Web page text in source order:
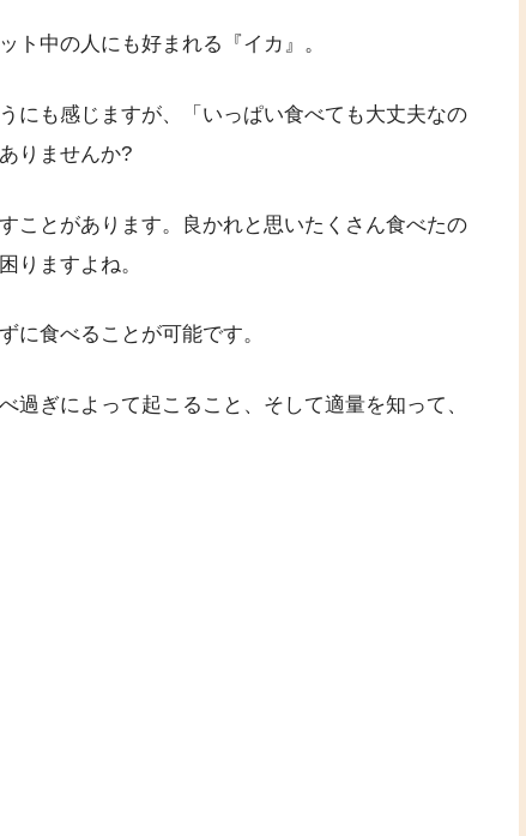
ト中の人にも好まれる『イカ』。
にも感じますが、「いっぱい食べても大丈夫なの
りませんか?
ことがあります。良かれと思いたくさん食べたの
りますよね。
に食べることが可能です。
過ぎによって起こること、そして適量を知って、